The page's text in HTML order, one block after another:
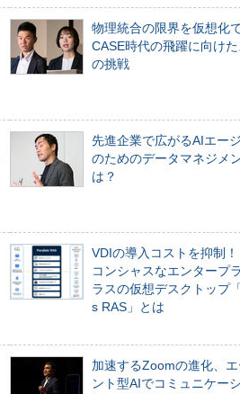
物理統合の限界を仮想化で
CASE時代の飛躍に向け
の挑戦
先進企業で広がるAIエー
のためのデータマネジメ
は？
VDIの導入コストを抑制！
コンシャスなエンタープ
ラスの仮想デスクトップ
s RAS」とは
加速するZoomの進化、エ
ント型AIでコミュニケー